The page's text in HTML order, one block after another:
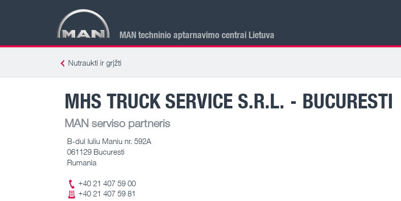
MAN techninio aptarnavimo centrai Lietuva
Nutraukti ir grįžti
MHS TRUCK SERVICE S.R.L. - BUCURESTI
MAN serviso partneris
B-dul Iuliu Maniu nr. 592A
061129 Bucuresti
Rumania
+40 21 407 59 00
+40 21 407 59 81